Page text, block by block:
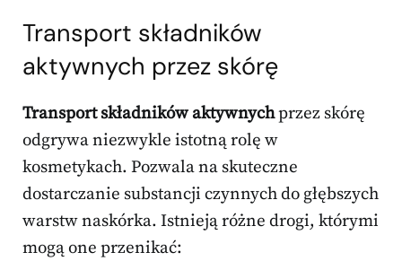
Transport składników
aktywnych przez skórę
Transport składników aktywnychprzez skórę
odgrywa niezwykle istotną rolę w
kosmetykach. Pozwala na skuteczne
dostarczanie substancji czynnych do głębszych
warstw naskórka. Istnieją różne drogi, którymi
mogą one przenikać: